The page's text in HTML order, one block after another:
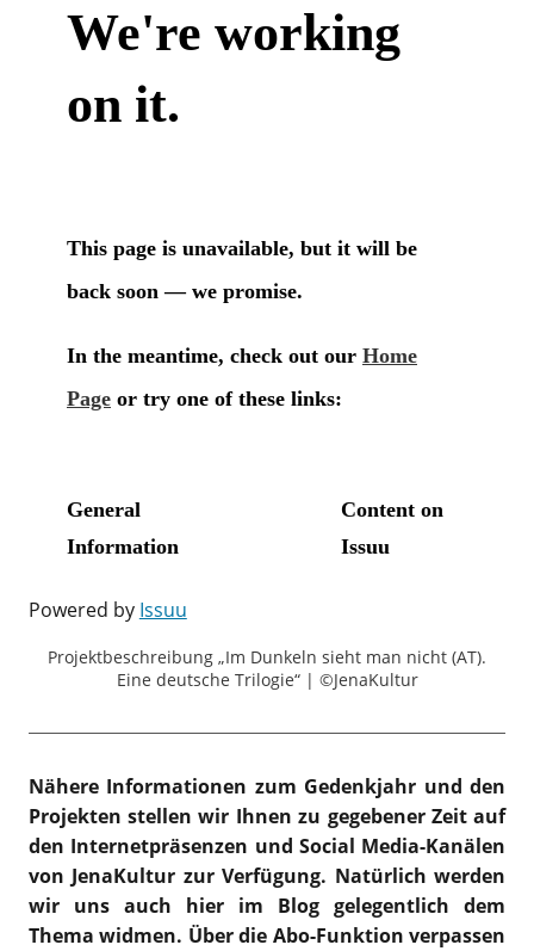
Powered by Issuu
Projektbeschreibung „Im Dunkeln sieht man nicht (AT).
Eine deutsche Trilogie“ | ©JenaKultur
Nähere Informationen zum Gedenkjahr und den
Projekten stellen wir Ihnen zu gegebener Zeit auf
den Internetpräsenzen und Social Media-Kanälen
von JenaKultur zur Verfügung. Natürlich werden
wir uns auch hier im Blog gelegentlich dem
Thema widmen. Über die Abo-Funktion verpassen